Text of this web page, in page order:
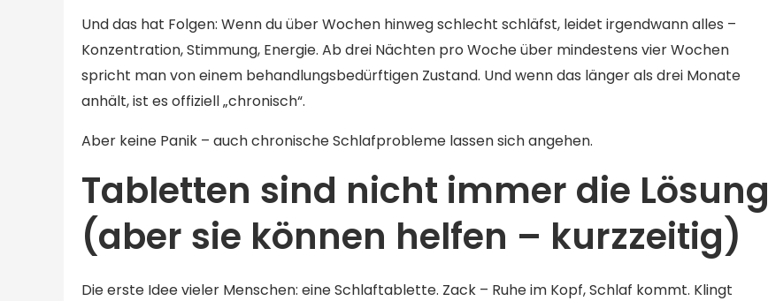
Und das hat Folgen: Wenn du über Wochen hinweg schlecht schläfst, leidet irgendwann alles –
Konzentration, Stimmung, Energie. Ab drei Nächten pro Woche über mindestens vier Wochen
spricht man von einem behandlungsbedürftigen Zustand. Und wenn das länger als drei Monate
anhält, ist es offiziell „chronisch“.
Aber keine Panik – auch chronische Schlafprobleme lassen sich angehen.
Tabletten sind nicht immer die Lösung
(aber sie können helfen – kurzzeitig)
Die erste Idee vieler Menschen: eine Schlaftablette. Zack – Ruhe im Kopf, Schlaf kommt. Klingt